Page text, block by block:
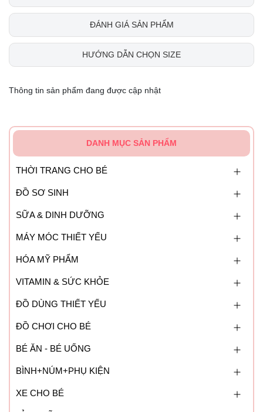
ĐÁNH GIÁ SẢN PHẨM
HƯỚNG DẪN CHỌN SIZE
Thông tin sản phẩm đang được cập nhật
DANH MỤC SẢN PHẨM
THỜI TRANG CHO BÉ
ĐỒ SƠ SINH
SỮA & DINH DƯỠNG
MÁY MÓC THIẾT YẾU
HÓA MỸ PHẨM
VITAMIN & SỨC KHỎE
ĐỒ DÙNG THIẾT YẾU
ĐỒ CHƠI CHO BÉ
BÉ ĂN - BÉ UỐNG
BÌNH+NÚM+PHỤ KIỆN
XE CHO BÉ